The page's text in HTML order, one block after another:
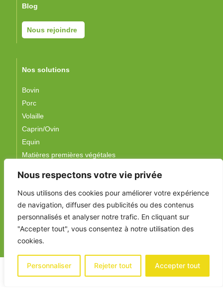
Nous respectons votre vie privée
Nous utilisons des cookies pour améliorer votre expérience
de navigation, diffuser des publicités ou des contenus
personnalisés et analyser notre trafic. En cliquant sur
"Accepter tout", vous consentez à notre utilisation des
cookies.
Personnaliser Rejeter tout Accepter tout
Blog
Nous rejoindre
Nos solutions
Bovin
Porc
Volaille
Caprin/Ovin
Equin
Matières premières végétales
Suivez-nous !
Mentions légales